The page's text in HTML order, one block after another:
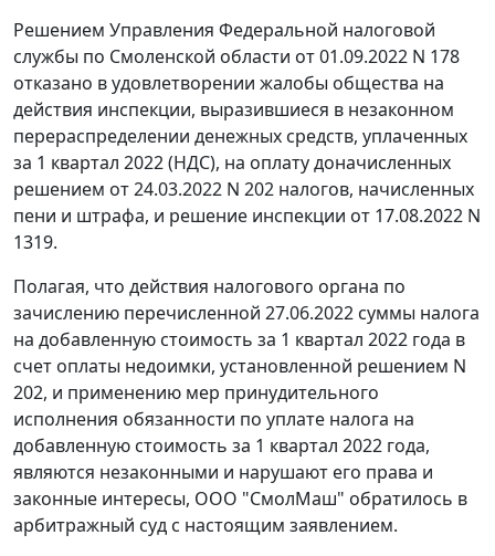
Решением Управления Федеральной налоговой
службы по Смоленской области от 01.09.2022 N 178
отказано в удовлетворении жалобы общества на
действия инспекции, выразившиеся в незаконном
перераспределении денежных средств, уплаченных
за 1 квартал 2022 (НДС), на оплату доначисленных
решением от 24.03.2022 N 202 налогов, начисленных
пени и штрафа, и решение инспекции от 17.08.2022 N
1319.
Полагая, что действия налогового органа по
зачислению перечисленной 27.06.2022 суммы налога
на добавленную стоимость за 1 квартал 2022 года в
счет оплаты недоимки, установленной решением N
202, и применению мер принудительного
исполнения обязанности по уплате налога на
добавленную стоимость за 1 квартал 2022 года,
являются незаконными и нарушают его права и
законные интересы, ООО "СмолМаш" обратилось в
арбитражный суд с настоящим заявлением.